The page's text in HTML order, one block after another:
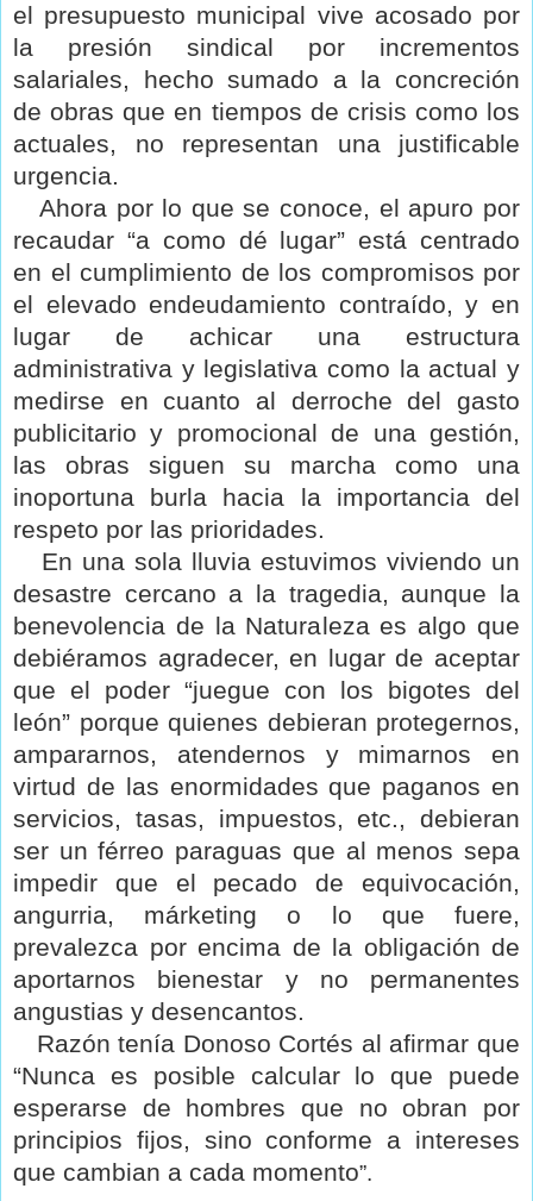
el presupuesto municipal vive acosado por
la presión sindical por incrementos
salariales, hecho sumado a la concreción
de obras que en tiempos de crisis como los
actuales, no representan una justificable
urgencia.
Ahora por lo que se conoce, el apuro por
recaudar “a como dé lugar” está centrado
en el cumplimiento de los compromisos por
el elevado endeudamiento contraído, y en
lugar de achicar una estructura
administrativa y legislativa como la actual y
medirse en cuanto al derroche del gasto
publicitario y promocional de una gestión,
las obras siguen su marcha como una
inoportuna burla hacia la importancia del
respeto por las prioridades.
En una sola lluvia estuvimos viviendo un
desastre cercano a la tragedia, aunque la
benevolencia de la Naturaleza es algo que
debiéramos agradecer, en lugar de aceptar
que el poder “juegue con los bigotes del
león” porque quienes debieran protegernos,
ampararnos, atendernos y mimarnos en
virtud de las enormidades que paganos en
servicios, tasas, impuestos, etc., debieran
ser un férreo paraguas que al menos sepa
impedir que el pecado de equivocación,
angurria, márketing o lo que fuere,
prevalezca por encima de la obligación de
aportarnos bienestar y no permanentes
angustias y desencantos.
Razón tenía Donoso Cortés al afirmar que
“Nunca es posible calcular lo que puede
esperarse de hombres que no obran por
principios fijos, sino conforme a intereses
que cambian a cada momento”.